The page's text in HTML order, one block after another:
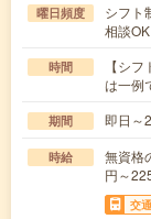
曜日頻度
シフト
相談OK
時間
【シ
は一例
期間 即日～
時給
無資格
円～
交